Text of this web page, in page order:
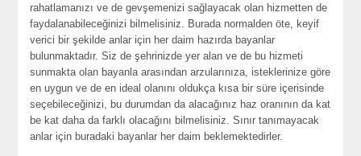
rahatlamanızı ve de gevşemenizi sağlayacak olan hizmetten de
faydalanabileceğinizi bilmelisiniz. Burada normalden öte, keyif
verici bir şekilde anlar için her daim hazırda bayanlar
bulunmaktadır. Siz de şehrinizde yer alan ve de bu hizmeti
sunmakta olan bayanla arasından arzularınıza, isteklerinize göre
en uygun ve de en ideal olanını oldukça kısa bir süre içerisinde
seçebileceğinizi, bu durumdan da alacağınız haz oranının da kat
be kat daha da farklı olacağını bilmelisiniz. Sınır tanımayacak
anlar için buradaki bayanlar her daim beklemektedirler.